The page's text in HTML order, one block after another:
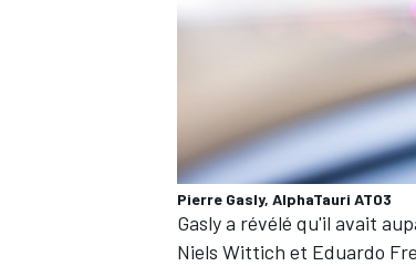
Pierre Gasly, AlphaTauri AT03
Gasly a révélé qu'il avait
Niels Wittich et Eduardo